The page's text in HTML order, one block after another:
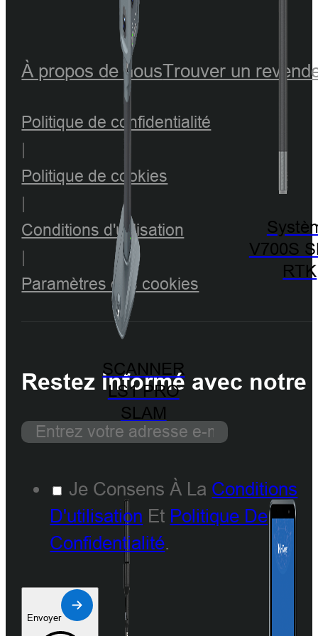
SCANNER
LS1 PRO
SLAM
V700S
RTK
À propos de nousTrouver un
Politique de confidentialité
|
Politique de cookies
|
Conditions d'utilisation
|
Paramètres des cookies
Restez informé avec notre
Je Consens À La Conditions
D'utilisation Et Politique De
Confidentialité.
Envoyer